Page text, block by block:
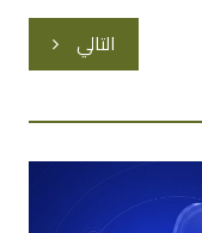
التالي